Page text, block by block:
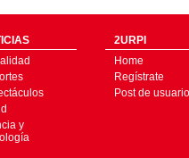
y
2URPI
Home
Regístrate
Post de